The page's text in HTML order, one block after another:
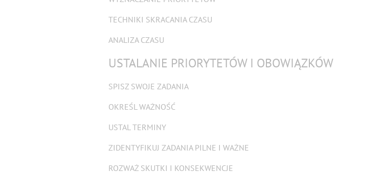
TECHNIKI SKRACANIA CZASU
ANALIZA CZASU
USTALANIE PRIORYTETÓW I OBOWIĄZKÓW
SPISZ SWOJE ZADANIA
OKREŚL WAŻNOŚĆ
USTAL TERMINY
ZIDENTYFIKUJ ZADANIA PILNE I WAŻNE
ROZWAŻ SKUTKI I KONSEKWENCJE